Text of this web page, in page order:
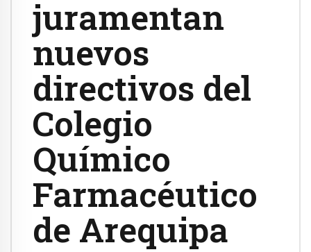
juramentan
nuevos
directivos del
Colegio
Químico
Farmacéutico
de Arequipa